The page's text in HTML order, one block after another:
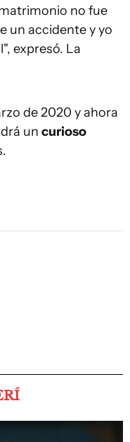
no fue
un accidente y yo
expresó. La
de 2020 y ahora
un curioso